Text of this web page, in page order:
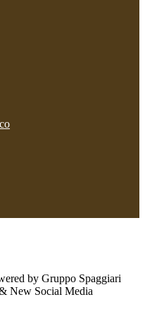
by Gruppo Spaggiari
New Social Media